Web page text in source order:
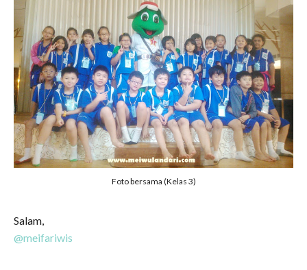
Foto bersama (Kelas 3)
Salam,
@meifariwis